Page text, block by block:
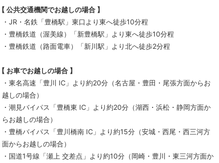
公共交通機関でお越しの場合 】
・JR・名鉄「豊橋駅」東口より東へ徒歩10分程
・豊橋鉄道（渥美線）「新豊橋駅」より東へ徒歩10分程
・豊橋鉄道（路面電車）「新川駅」より北へ徒歩2分程
お車でお越しの場合 】
・東名高速「豊川 IC」より約20分（名古屋・豊田・尾張方面からお
越しの場合）
・潮見バイパス「豊橋東 IC」より約20分（湖西・浜松・静岡方面か
らお越しの場合）
・豊橋バイパス「豊川橋南 IC」より約15分（安城・西尾・西三河方
面からお越しの場合）
・国道1号線「瀬上 交差点」より約10分（岡崎・豊川・東三河方面か